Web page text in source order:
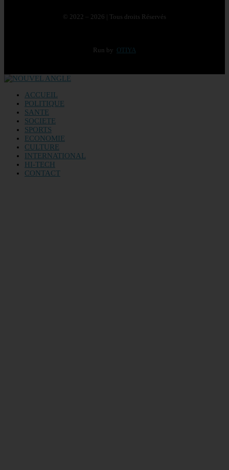
© 2022 – 2026 | Tous droits Réservés
Run by OTIYA
ACCUEIL
POLITIQUE
SANTE
SOCIETE
SPORTS
ECONOMIE
CULTURE
INTERNATIONAL
HI-TECH
CONTACT